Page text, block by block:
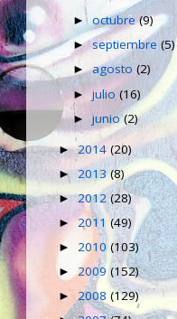
►octubre(9)
►septiembre(5)
►agosto(2)
►julio(16)
►junio(2)
►2014 (20)
►2013(8)
►2012(28)
►2011 (49)
► 2010 (103)
►2009 (152)
► 2008 (129)